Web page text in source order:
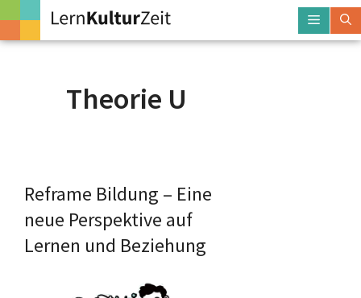
Inhalt
Menü
Theorie U
Reframe Bildung – Eine
neue Perspektive auf
Lernen und Beziehung